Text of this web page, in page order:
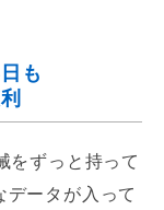
も
をずっと持って
ータが入って